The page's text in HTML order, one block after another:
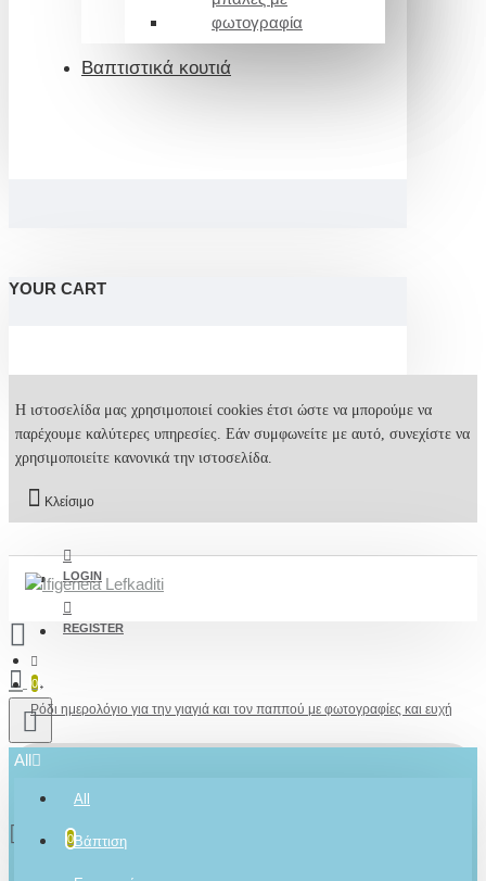
φωτογραφία
Βαπτιστικά κουτιά
YOUR CART
Η ιστοσελίδα μας χρησιμοποιεί cookies έτσι ώστε να μπορούμε να
παρέχουμε καλύτερες υπηρεσίες. Εάν συμφωνείτε με αυτό, συνεχίστε να
χρησιμοποιείτε κανονικά την ιστοσελίδα.
Κλείσιμο
LOGIN
REGISTER
0
All
All
Βάπτιση
0 προϊόν(τα) - 0,00€
0
Ρόδι ημερολόγιο για την γιαγιά και τον παππού με φωτογραφίες και ευχή